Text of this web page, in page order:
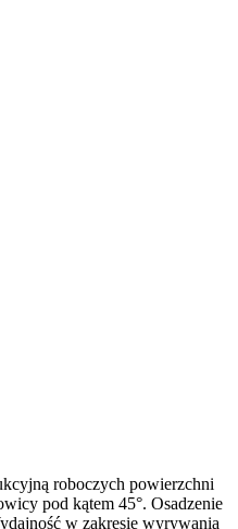
roboczych powierzchni
pod kątem 45°. Osadzenie
w zakresie wyrywania